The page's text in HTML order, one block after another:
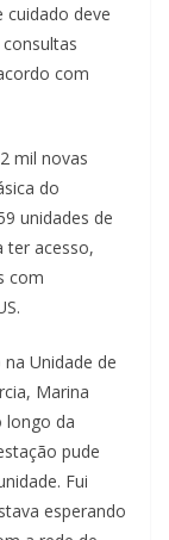
cuidado deve
com
mil novas
do
unidades de
ter acesso,
com
Unidade de
Marina
longo da
pude
Fui
esperando